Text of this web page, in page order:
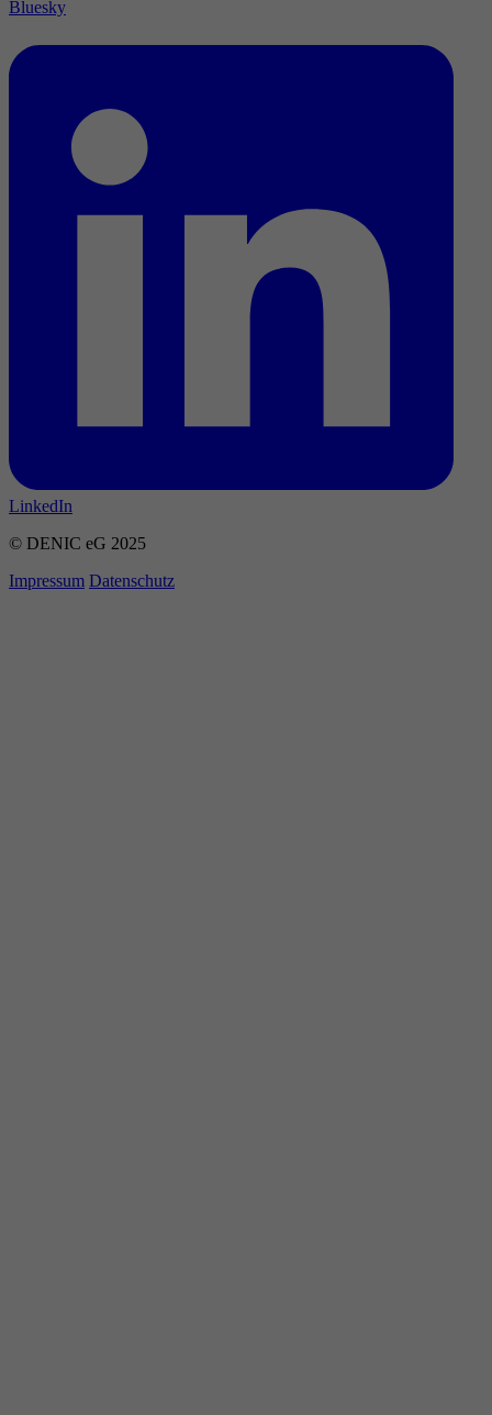
Bluesky
LinkedIn
© DENIC eG 2025
Impressum Datenschutz